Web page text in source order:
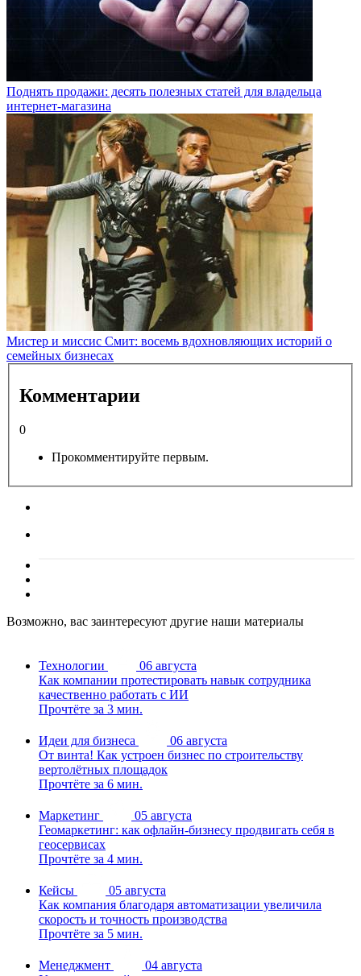
Поднять продажи: десять полезных статей для владельца
интернет-магазина
Мистер и миссис Смит: восемь вдохновляющих историй о
семейных бизнесах
Комментарии
0
Прокомментируйте первым.
Возможно, вас заинтересуют другие наши материалы
Технологии
06 августа
Как компании протестировать навык сотрудника
качественно работать с ИИ
Прочтёте за 3 мин.
Идеи для бизнеса
06 августа
От винта! Как устроен бизнес по строительству
вертолётных площадок
Прочтёте за 6 мин.
Маркетинг
05 августа
Геомаркетинг: как офлайн-бизнесу продвигать себя в
геосервисах
Прочтёте за 4 мин.
Кейсы
05 августа
Как компания благодаря автоматизации увеличила
скорость и точность производства
Прочтёте за 5 мин.
Менеджмент
04 августа